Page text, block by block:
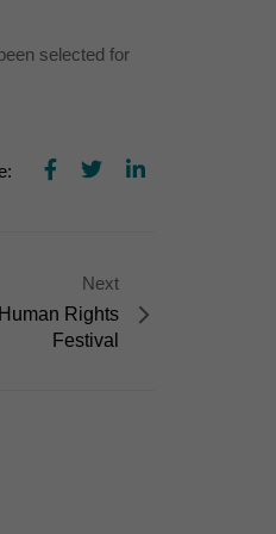
selected for
Next
Rights
Festival